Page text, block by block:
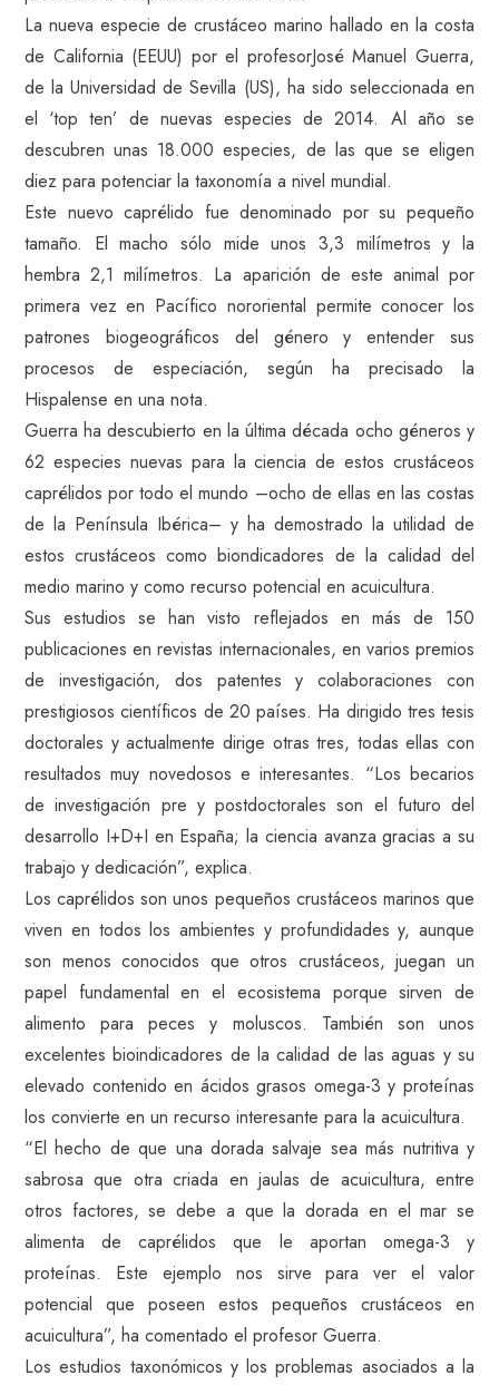
La nueva especie de crustáceo marino hallado en la costa
de California (EEUU) por el profesorJosé Manuel Guerra,
de la Universidad de Sevilla (US), ha sido seleccionada en
el ‘top ten’ de nuevas especies de 2014. Al año se
descubren unas 18.000 especies, de las que se eligen
diez para potenciar la taxonomía a nivel mundial.
Este nuevo caprélido fue denominado por su pequeño
tamaño. El macho sólo mide unos 3,3 milímetros y la
hembra 2,1 milímetros. La aparición de este animal por
primera vez en Pacífico nororiental permite conocer los
patrones biogeográficos del género y entender sus
procesos de especiación, según ha precisado la
Hispalense en una nota.
Guerra ha descubierto en la última década ocho géneros y
62 especies nuevas para la ciencia de estos crustáceos
caprélidos por todo el mundo –ocho de ellas en las costas
de la Península Ibérica– y ha demostrado la utilidad de
estos crustáceos como biondicadores de la calidad del
medio marino y como recurso potencial en acuicultura.
Sus estudios se han visto reflejados en más de 150
publicaciones en revistas internacionales, en varios premios
de investigación, dos patentes y colaboraciones con
prestigiosos científicos de 20 países. Ha dirigido tres tesis
doctorales y actualmente dirige otras tres, todas ellas con
resultados muy novedosos e interesantes. “Los becarios
de investigación pre y postdoctorales son el futuro del
desarrollo I+D+I en España; la ciencia avanza gracias a su
trabajo y dedicación”, explica.
Los caprélidos son unos pequeños crustáceos marinos que
viven en todos los ambientes y profundidades y, aunque
son menos conocidos que otros crustáceos, juegan un
papel fundamental en el ecosistema porque sirven de
alimento para peces y moluscos. También son unos
excelentes bioindicadores de la calidad de las aguas y su
elevado contenido en ácidos grasos omega-3 y proteínas
los convierte en un recurso interesante para la acuicultura.
“El hecho de que una dorada salvaje sea más nutritiva y
sabrosa que otra criada en jaulas de acuicultura, entre
otros factores, se debe a que la dorada en el mar se
alimenta de caprélidos que le aportan omega-3 y
proteínas. Este ejemplo nos sirve para ver el valor
potencial que poseen estos pequeños crustáceos en
acuicultura”, ha comentado el profesor Guerra.
Los estudios taxonómicos y los problemas asociados a la